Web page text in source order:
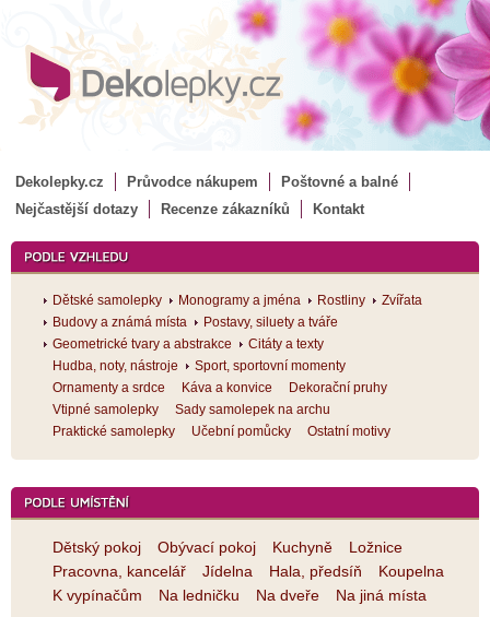
Dekolepky.cz Průvodce nákupem
Poštovné a balné
Nejčastější dotazy
Recenze zákazníků Kontakt
Dětské samolepky Monogramy a jména Rostliny
Zvířata
Budovy a známá místa
Postavy, siluety a tváře
Geometrické tvary a abstrakce
Citáty a texty
Hudba, noty, nástroje
Sport, sportovní momenty
Ornamenty a srdce
Káva a konvice
Dekorační pruhy
Vtipné samolepky
Sady samolepek na archu
Praktické samolepky
Učební pomůcky Ostatní motivy
Dětský pokoj Obývací pokoj Kuchyně
Ložnice
Pracovna, kancelář
Jídelna Hala, předsíň
Koupelna
K vypínačům
Na ledničku Na dveře Na jiná místa